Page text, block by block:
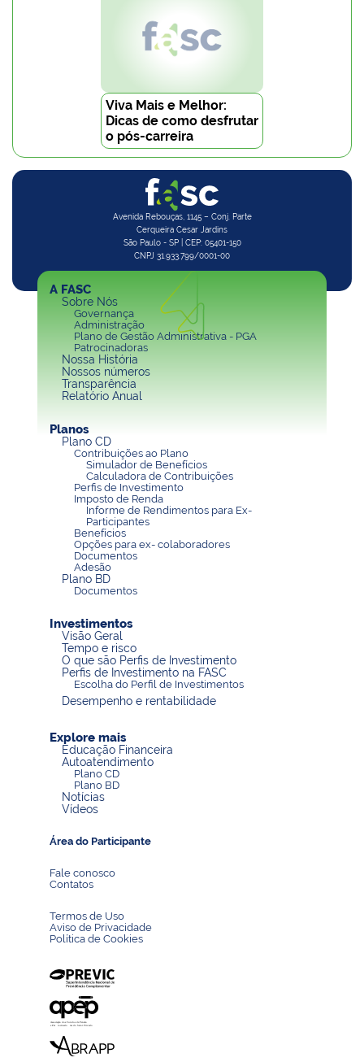
Viva Mais e Melhor:
Dicas de como desfrutar
o pós-carreira
Avenida Rebouças, 1145 – Conj. Parte
Cerqueira Cesar Jardins
São Paulo - SP | CEP: 05401-150
CNPJ 31.933.799/0001-00
A FASC
Sobre Nós
Governança
Administração
Plano de Gestão Administrativa - PGA
Patrocinadoras
Nossa História
Nossos números
Transparência
Relatório Anual
Planos
Plano CD
Contribuições ao Plano
Simulador de Benefícios
Calculadora de Contribuições
Perfis de Investimento
Imposto de Renda
Informe de Rendimentos para Ex-
Participantes
Benefícios
Opções para ex- colaboradores
Documentos
Adesão
Plano BD
Documentos
Investimentos
Visão Geral
Tempo e risco
O que são Perfis de Investimento
Perfis de Investimento na FASC
Escolha do Perfil de Investimentos
Desempenho e rentabilidade
Explore mais
Educação Financeira
Autoatendimento
Plano CD
Plano BD
Notícias
Vídeos
Área do Participante
Fale conosco
Contatos
Termos de Uso
Aviso de Privacidade
Política de Cookies